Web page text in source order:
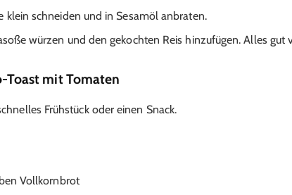
klein schneiden und in Sesamöl anbraten.
würzen und den gekochten Reis hinzufügen. Alles gut
Toast mit Tomaten
Frühstück oder einen Snack.
Vollkornbrot